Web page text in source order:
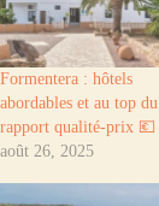
Formentera : hôtels
abordables et au top du
rapport qualité-prix 💶
août 26, 2025